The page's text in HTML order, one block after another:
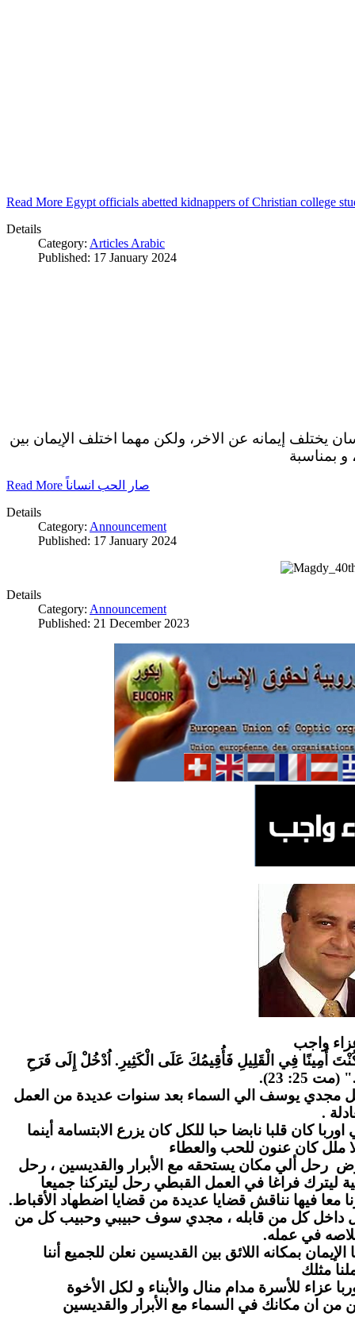
Read More Egypt officials abetted kidnappers of Christian college
Details
Category: Articles Arabic
Published: 17 January 2024
يختلف إيمانه عن الاخر، ولكن مهما اختلف الإيمان بين
و بمناسبة
Read More صار الحب انساناً
Details
Category: Announcement
Published: 17 January 2024
Details
Category: Announcement
Published: 21 December 2023
واجب
أَمِينًا فِي الْقَلِيلِ فَأُقِيمُكَ عَلَى الْكَثِيرِ. اُدْخُلْ إِلَى فَرَحِ
25: 23).
مجدي يوسف الي السماء بعد سنوات عديدة من العمل
.
كان قلبا نابضا حبا للكل كان يزرع الابتسامة أينما
ملل كان عنون للحب والعطاء
رحل ألي مكان يستحقه مع الأبرار والقديسين ، رحل
ليترك فراغا في العمل القبطي رحل ليتركنا جميعا
فيها نناقش قضايا عديدة من قضايا اضطهاد الأقباط.
داخل كل من قابله ، مجدي سوف حبيبي وحبيب كل من
في عمله.
بمكانه اللائق بين القديسين نعلن للجميع أننا
مثلك
عزاء للأسرة مدام منال والأبناء و لكل الأخوة
من ان مكانك في السماء مع الأبرار والقديسين